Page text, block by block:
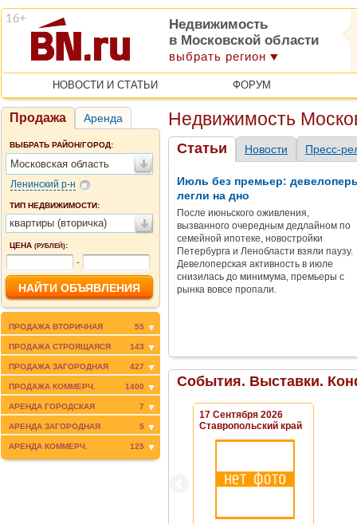
Недвижимость
в Московской области
выбрать регион
НОВОСТИ И СТАТЬИ ФОРУМ
Продажа Аренда
ВЫБРАТЬ РАЙОН/ГОРОД:
Московская область
Ленинский р-н
ТИП НЕДВИЖИМОСТИ:
квартиры (вторичка)
ЦЕНА (РУБЛЕЙ):
-
ПРОДАЖА ВТОРИЧНАЯ 55
ПРОДАЖА СТРОЯЩАЯСЯ 143
ПРОДАЖА ЗАГОРОДНАЯ 427
ПРОДАЖА КОММЕРЧ. 1400
АРЕНДА ГОРОДСКАЯ 7
АРЕНДА ЗАГОРОДНАЯ 5
АРЕНДА КОММЕРЧ. 125
Недвижимость
Статьи Новости Пресс-
Июль без премьер:
легли на дно
После июньского оживления,
вызванного очередным дедлайном по
семейной ипотеке, новостройки
Петербурга и Ленобласти взяли паузу.
Девелоперская активность в июле
снизилась до минимума, премьеры с
рынка вовсе пропали.
События. Выставки.
17 Сентября 2026
Ставропольский край